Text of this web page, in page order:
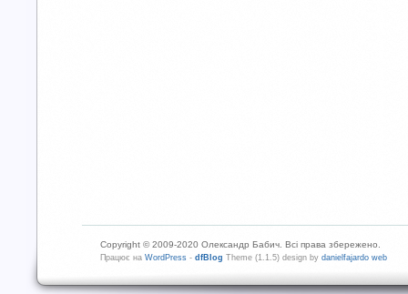
Copyright © 2009-2020 Олександр Бабич. Всі права збережено.
Працює на WordPress - dfBlog Theme (1.1.5) design by danielfajardo web